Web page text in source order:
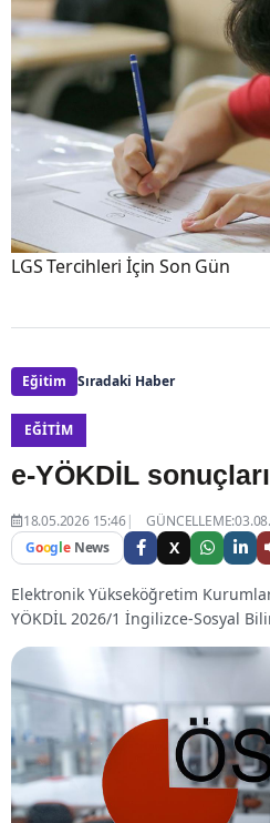
LGS Tercihleri İçin Son Gün
Eğitim Sıradaki Haber
EĞITIM
e-YÖKDİL
18.05.2026 15:46
Google News X
Elektronik Yükseköğretim
YÖKDİL 2026/1 İngilizce-Sosyal